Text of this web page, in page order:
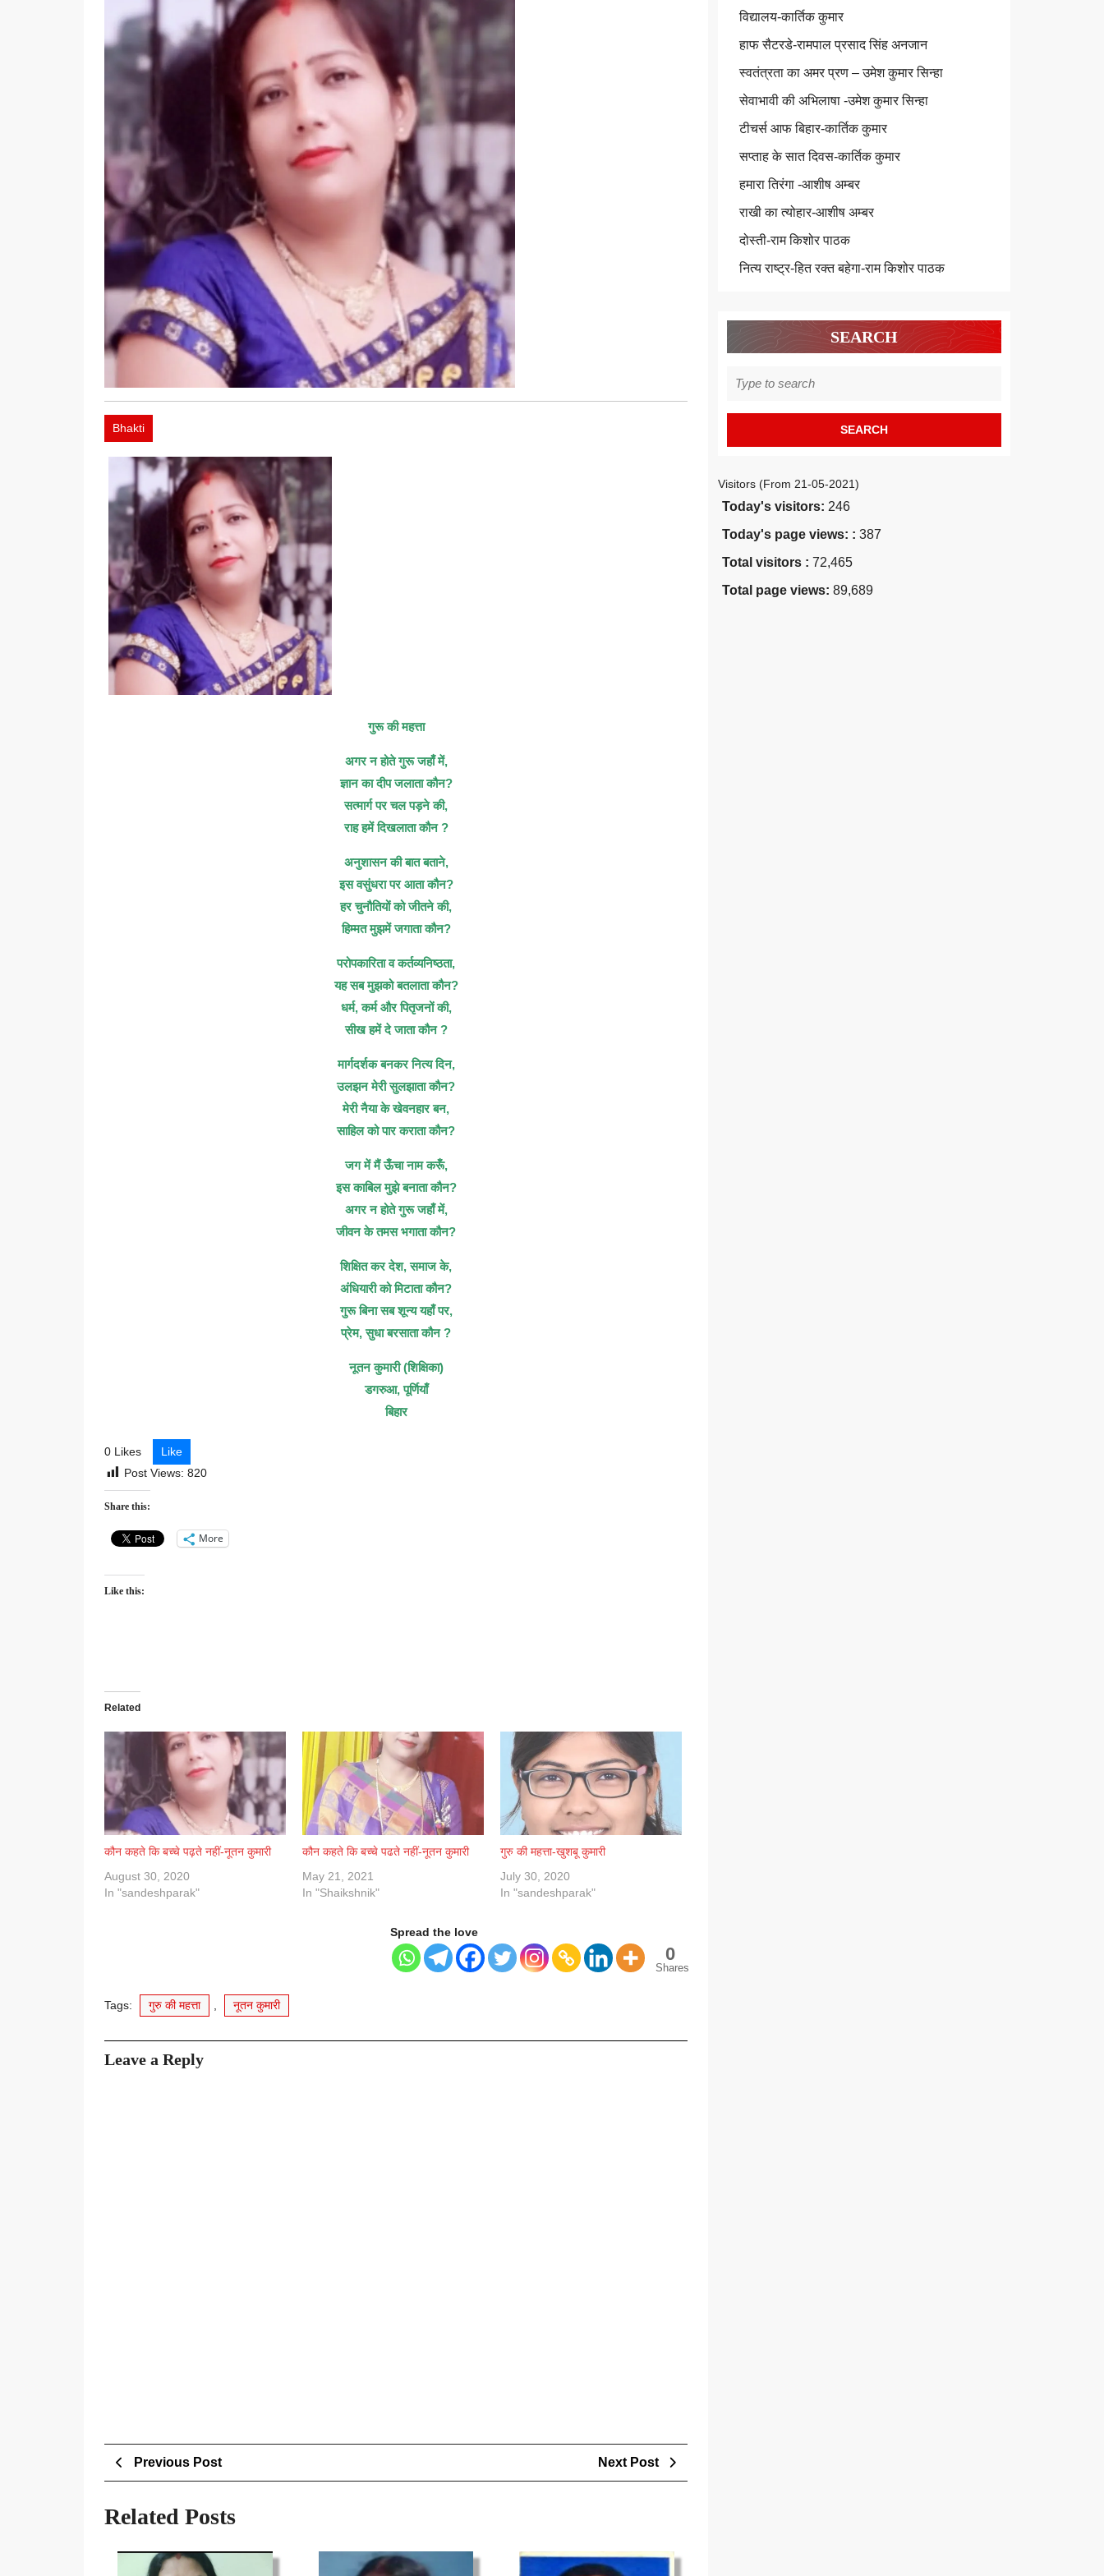
Bhakti
गुरू की महत्ता
अगर न होते गुरू जहाँ में,
ज्ञान का दीप जलाता कौन?
सत्मार्ग पर चल पड़ने की,
राह हमें दिखलाता कौन ?
अनुशासन की बात बताने,
इस वसुंधरा पर आता कौन?
हर चुनौतियों को जीतने की,
हिम्मत मुझमें जगाता कौन?
परोपकारिता व कर्तव्यनिष्ठता,
यह सब मुझको बतलाता कौन?
धर्म, कर्म और पितृजनों की,
सीख हमें दे जाता कौन ?
मार्गदर्शक बनकर नित्य दिन,
उलझन मेरी सुलझाता कौन?
मेरी नैया के खेवनहार बन,
साहिल को पार कराता कौन?
जग में मैं ऊँचा नाम करूँ,
इस काबिल मुझे बनाता कौन?
अगर न होते गुरू जहाँ में,
जीवन के तमस भगाता कौन?
शिक्षित कर देश, समाज के,
अंधियारी को मिटाता कौन?
गुरू बिना सब शून्य यहाँ पर,
प्रेम, सुधा बरसाता कौन ?
नूतन कुमारी (शिक्षिका)
डगरुआ, पूर्णियाँ
बिहार
0 Likes
Like
Post Views: 820
Share this:
More
Like this:
Related
कौन कहते कि बच्चे पढ़ते नहीं-नूतन कुमारी
August 30, 2020
In "sandeshparak"
कौन कहते कि बच्चे पढते नहीं-नूतन कुमारी
May 21, 2021
In "Shaikshnik"
गुरु की महत्ता-खुशबू कुमारी
July 30, 2020
In "sandeshparak"
Spread the love
0
Shares
Tags: गुरु की महत्ता नूतन कुमारी
Leave a Reply
Post
navigation
Previous PostPrevious
Next Post
Related Posts
विद्यालय-कार्तिक कुमार
हाफ सैटरडे-रामपाल प्रसाद सिंह अनजान
स्वतंत्रता का अमर प्रण – उमेश कुमार सिन्हा
सेवाभावी की अभिलाषा -उमेश कुमार सिन्हा
टीचर्स आफ बिहार-कार्तिक कुमार
सप्ताह के सात दिवस-कार्तिक कुमार
हमारा तिरंगा -आशीष अम्बर
राखी का त्योहार-आशीष अम्बर
दोस्ती-राम किशोर पाठक
नित्य राष्ट्र-हित रक्त बहेगा-राम किशोर पाठक
SEARCH
for:
Visitors (From 21-05-2021)
Today's visitors: 246
Today's page views: : 387
Total visitors : 72,465
Total page views: 89,689